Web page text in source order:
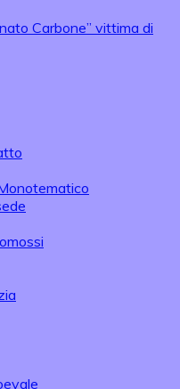
Carbone” vittima di